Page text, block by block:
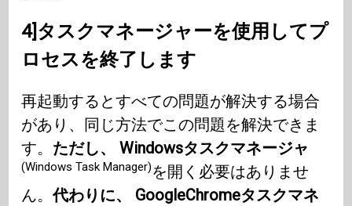
4]タスクマネージャーを使用してプ
ロセスを終了します
再起動するとすべての問題が解決する場合
があり、同じ方法でこの問題を解決できま
す。 ただし、 Windowsタスクマネージャ
(Windows Task Manager)を開く必要はありませ
ん。代わりに、 GoogleChromeタスクマネ